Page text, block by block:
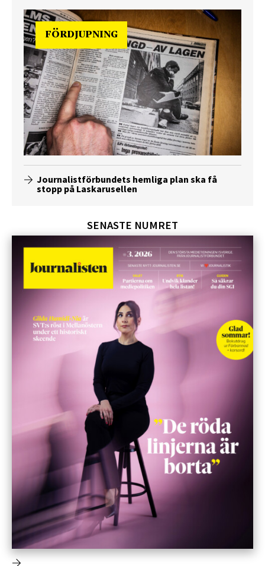
FÖRDJUPNING
Journalistförbundets hemliga plan ska få
stopp på Laskarusellen
SENASTE NUMRET